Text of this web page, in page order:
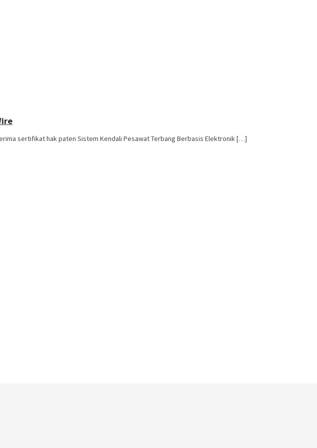
sertifikat hak paten Sistem Kendali Pesawat Terbang Berbasis Elektronik […]